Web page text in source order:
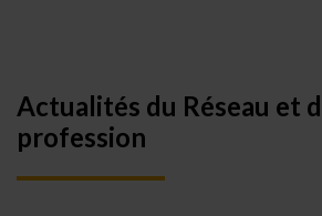
Actualités du Réseau et
profession